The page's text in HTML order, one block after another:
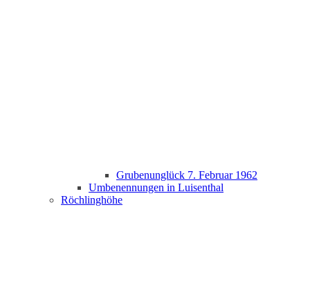
Grubenunglück 7. Februar 1962
Umbenennungen in Luisenthal
Röchlinghöhe